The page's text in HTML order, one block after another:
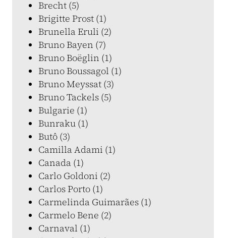
Brecht (5)
Brigitte Prost (1)
Brunella Eruli (2)
Bruno Bayen (7)
Bruno Boëglin (1)
Bruno Boussagol (1)
Bruno Meyssat (3)
Bruno Tackels (5)
Bulgarie (1)
Bunraku (1)
Butô (3)
Camilla Adami (1)
Canada (1)
Carlo Goldoni (2)
Carlos Porto (1)
Carmelinda Guimarães (1)
Carmelo Bene (2)
Carnaval (1)